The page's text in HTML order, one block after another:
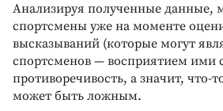
Анализируя полученные данные,
спортсмены уже на моменте
высказываний (которые могут
спортсменов — восприятием ими
противоречивость, а значит, что-
может быть ложным.